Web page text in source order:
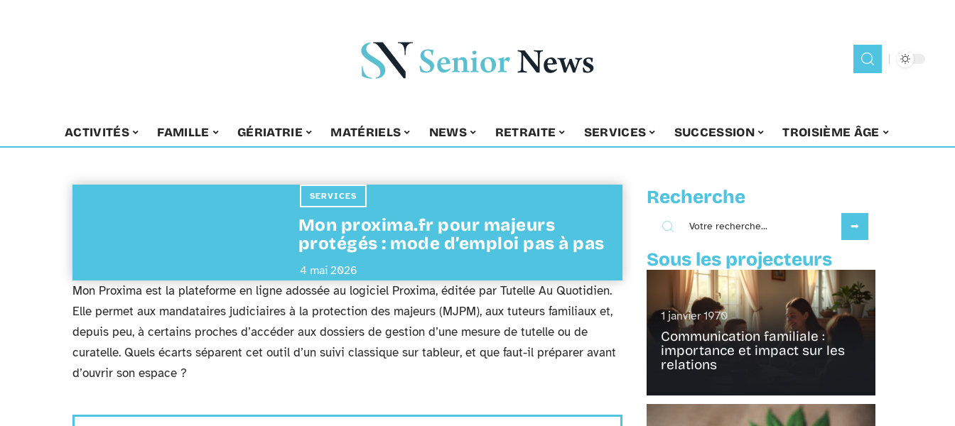
ACTIVITÉS FAMILLE GÉRIATRIE MATÉRIELS NEWS RETRAITE SERVICES SUCCESSION TROISIÈME ÂGE
SERVICES
Mon proxima.fr pour majeurs
protégés : mode d’emploi pas à pas
4 mai 2026
Mon Proxima est la plateforme en ligne adossée au logiciel Proxima, éditée par Tutelle Au Quotidien.
Elle permet aux mandataires judiciaires à la protection des majeurs (MJPM), aux tuteurs familiaux et,
depuis peu, à certains proches d’accéder aux dossiers de gestion d’une mesure de tutelle ou de
curatelle. Quels écarts séparent cet outil d’un suivi classique sur tableur, et que faut-il préparer avant
d’ouvrir son espace ?
Recherche
Sous les projecteurs
1 janvier 1970
Communication familiale :
importance et impact sur les
relations